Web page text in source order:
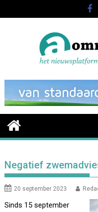
to
Negatief
20 september 2023
Sinds 15 september